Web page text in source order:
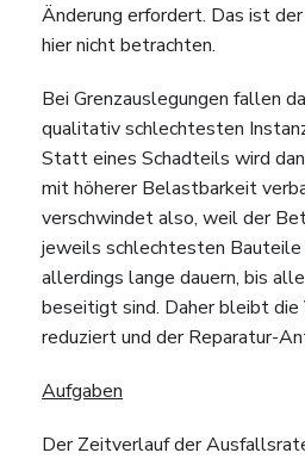
Änderung erfordert. Das ist
hier nicht betrachten.
Bei Grenzauslegungen fallen
qualitativ schlechtesten
Statt eines Schadteils wird
mit höherer Belastbarkeit
verschwindet also, weil der
jeweils schlechtesten Bauteile
allerdings lange dauern, bis
beseitigt sind. Daher bleibt die
reduziert und der Reparatur-
Aufgaben
Der Zeitverlauf der